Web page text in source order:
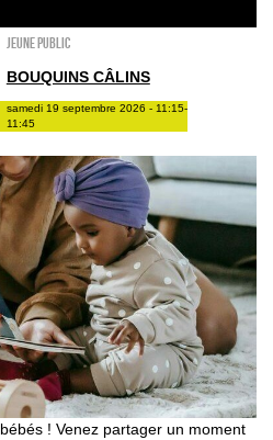
Jeune public
BOUQUINS CÂLINS
samedi 19 septembre 2026 - 11:15-
11:45
! Venez partager un moment